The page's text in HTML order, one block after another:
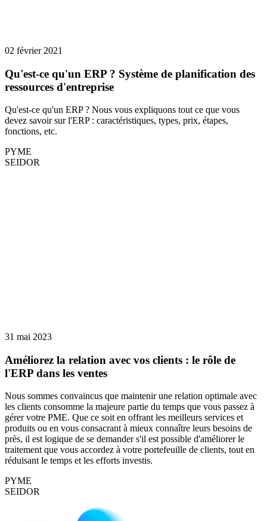
02 février 2021
Qu'est-ce qu'un ERP ? Système de planification des
ressources d'entreprise
Qu'est-ce qu'un ERP ? Nous vous expliquons tout ce que vous
devez savoir sur l'ERP : caractéristiques, types, prix, étapes,
fonctions, etc.
PYME
SEIDOR
31 mai 2023
Améliorez la relation avec vos clients : le rôle de
l'ERP dans les ventes
Nous sommes convaincus que maintenir une relation optimale avec
les clients consomme la majeure partie du temps que vous passez à
gérer votre PME. Que ce soit en offrant les meilleurs services et
produits ou en vous consacrant à mieux connaître leurs besoins de
près, il est logique de se demander s'il est possible d'améliorer le
traitement que vous accordez à votre portefeuille de clients, tout en
réduisant le temps et les efforts investis.
PYME
SEIDOR